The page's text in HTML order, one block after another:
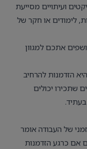
ועיתויים מסייעת
לימודים או חקר של
אתכם למגוון
הזדמנות להרחיב
יכולים
של העבודה אומר
אם כרגע הזדמנות